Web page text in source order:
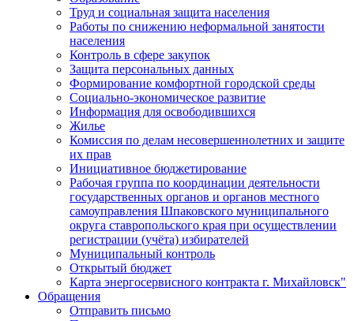
Труд и социальная защита населения
Работы по снижению неформальной занятости
населения
Контроль в сфере закупок
Защита персональных данных
Формирование комфортной городской среды
Социально-экономическое развитие
Информация для освободившихся
Жилье
Комиссия по делам несовершеннолетних и защите
их прав
Инициативное бюджетирование
Рабочая группа по координации деятельности
государственных органов и органов местного
самоуправления Шпаковского муниципального
округа ставропольского края при осуществлении
регистрации (учёта) избирателей
Муниципальный контроль
Открытый бюджет
Карта энергосервисного контракта г. Михайловск"
Обращения
Отправить письмо